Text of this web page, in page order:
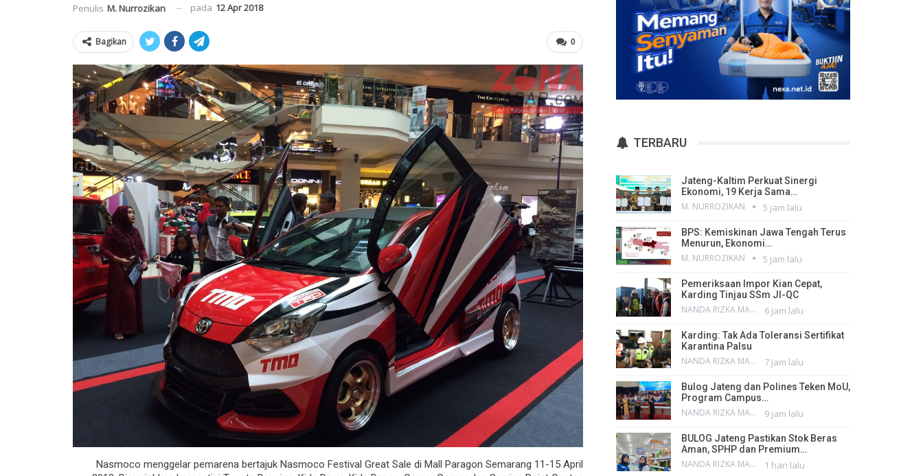
Penulis M. Nurrozikan pada 12 Apr 2018
0
Bagikan
Nasmoco menggelar pemarena bertajuk Nasmoco Festival Great Sale di Mall Paragon Semarang 11-15 April
TERBARU
Jateng-Kaltim Perkuat Sinergi
Ekonomi, 19 Kerja Sama…
M. NURROZIKAN 5 jam lalu
BPS: Kemiskinan Jawa Tengah Terus
Menurun, Ekonomi…
M. NURROZIKAN 5 jam lalu
Pemeriksaan Impor Kian Cepat,
Karding Tinjau SSm JI-QC
NANDA RIZKA MAHENDRA 6 jam lalu
Karding: Tak Ada Toleransi Sertifikat
Karantina Palsu
NANDA RIZKA MAHENDRA 7 jam lalu
Bulog Jateng dan Polines Teken MoU,
Program Campus…
NANDA RIZKA MAHENDRA 9 jam lalu
BULOG Jateng Pastikan Stok Beras
Aman, SPHP dan Premium…
NANDA RIZKA MAHENDRA 1 hari lalu